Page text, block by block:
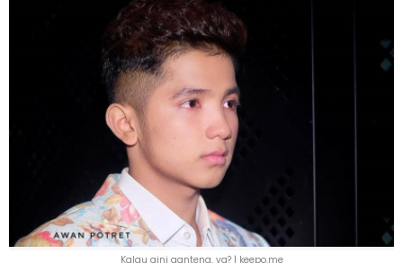
Kalau gini ganteng, ya? | keepo.me